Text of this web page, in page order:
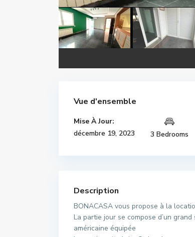
Vue d'ensemble
Mise À Jour:
décembre 19, 2023
3 Bedrooms
Description
BONACASA vous propose à la
La partie jour se compose d’un
américaine équipée